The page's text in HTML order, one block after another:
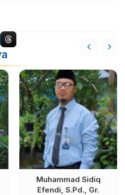
Muhammad Sidiq
Efendi, S.Pd., Gr.